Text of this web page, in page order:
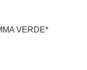
VERDE*